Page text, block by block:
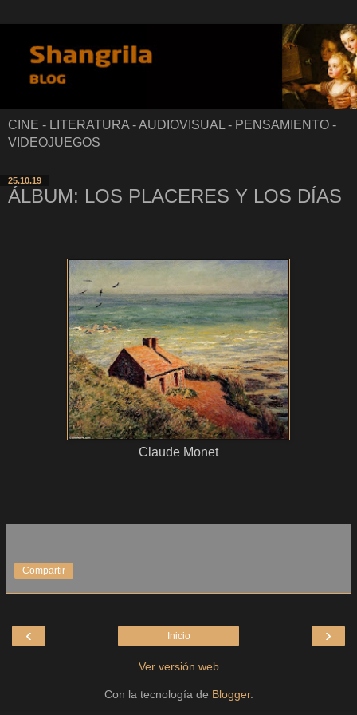
CINE - LITERATURA - AUDIOVISUAL - PENSAMIENTO -
VIDEOJUEGOS
25.10.19
ÁLBUM: LOS PLACERES Y LOS DÍAS
Claude Monet
Compartir
‹ ›
Inicio
Ver versión web
Con la tecnología de Blogger.